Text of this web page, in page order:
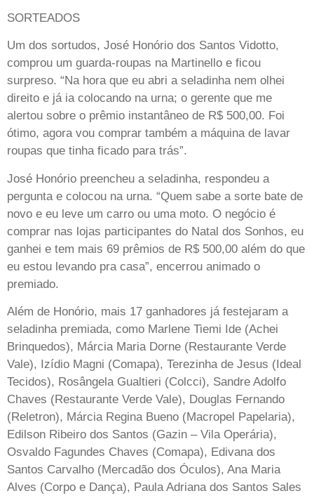
SORTEADOS
Um dos sortudos, José Honório dos Santos Vidotto,
comprou um guarda-roupas na Martinello e ficou
surpreso. “Na hora que eu abri a seladinha nem olhei
direito e já ia colocando na urna; o gerente que me
alertou sobre o prêmio instantâneo de R$ 500,00. Foi
ótimo, agora vou comprar também a máquina de lavar
roupas que tinha ficado para trás”.
José Honório preencheu a seladinha, respondeu a
pergunta e colocou na urna. “Quem sabe a sorte bate de
novo e eu leve um carro ou uma moto. O negócio é
comprar nas lojas participantes do Natal dos Sonhos, eu
ganhei e tem mais 69 prêmios de R$ 500,00 além do que
eu estou levando pra casa”, encerrou animado o
premiado.
Além de Honório, mais 17 ganhadores já festejaram a
seladinha premiada, como Marlene Tiemi Ide (Achei
Brinquedos), Márcia Maria Dorne (Restaurante Verde
Vale), Izídio Magni (Comapa), Terezinha de Jesus (Ideal
Tecidos), Rosângela Gualtieri (Colcci), Sandre Adolfo
Chaves (Restaurante Verde Vale), Douglas Fernando
(Reletron), Márcia Regina Bueno (Macropel Papelaria),
Edilson Ribeiro dos Santos (Gazin – Vila Operária),
Osvaldo Fagundes Chaves (Comapa), Edivana dos
Santos Carvalho (Mercadão dos Óculos), Ana Maria
Alves (Corpo e Dança), Paula Adriana dos Santos Sales